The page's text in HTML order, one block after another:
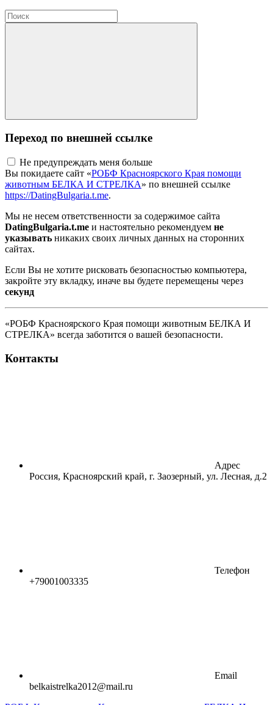
Переход по внешней ссылке
Не предупреждать меня больше
Вы покидаете сайт «РОБФ Красноярского Края помощи
животным БЕЛКА И СТРЕЛКА» по внешней ссылке
https://DatingBulgaria.t.me.
Мы не несем ответственности за содержимое сайта
DatingBulgaria.t.me и настоятельно рекомендуем не
указывать никаких своих личных данных на сторонних
сайтах.
Если Вы не хотите рисковать безопасностью компьютера,
закройте эту вкладку, иначе вы будете перемещены через
секунд
«РОБФ Красноярского Края помощи животным БЕЛКА И
СТРЕЛКА» всегда заботится о вашей безопасности.
Контакты
Адрес
Россия, Красноярский край, г. Заозерный, ул. Лесная, д.2
Телефон
+79001003335
Email
belkaistrelka2012@mail.ru